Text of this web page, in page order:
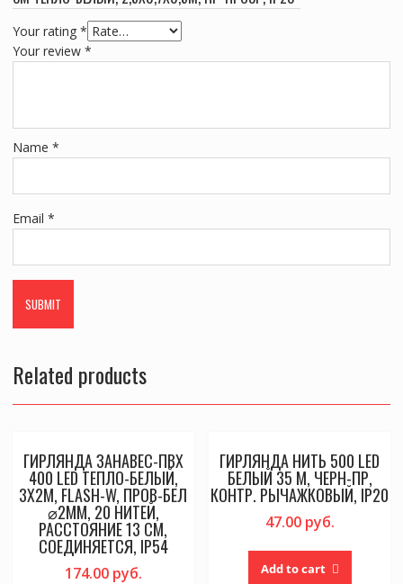
Your rating *
Your review *
Name *
Email *
Related products
ГИРЛЯНДА ЗАНАВЕС-ПВХ
400 LED ТЕПЛО-БЕЛЫЙ,
3Х2М, FLASH-W, ПРОВ-БЕЛ
⌀2ММ, 20 НИТЕЙ,
РАССТОЯНИЕ 13 СМ,
СОЕДИНЯЕТСЯ, IP54
174.00 руб.
ГИРЛЯНДА НИТЬ 500 LED
БЕЛЫЙ 35 М, ЧЕРН-ПР,
КОНТР. РЫЧАЖКОВЫЙ, IP20
47.00 руб.
Add to cart